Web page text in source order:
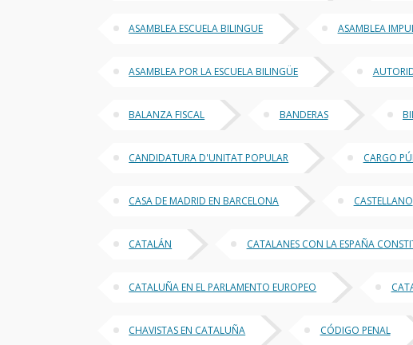
ASAMBLEA ESCUELA BILINGUE ASAMBLEA
ASAMBLEA POR LA ESCUELA BILINGÜE
BALANZA FISCAL BANDERAS
CANDIDATURA D'UNITAT POPULAR CARGO
CASA DE MADRID EN BARCELONA CASTELLANO
CATALÁN CATALANES CON LA ESPAÑA
CATALUÑA EN EL PARLAMENTO EUROPEO
CHAVISTAS EN CATALUÑA CÓDIGO PENAL